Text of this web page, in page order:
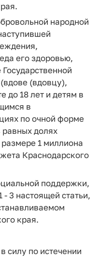
народной
его здоровью,
(вдовцу),
до 18 лет и детям в
в
по очной форме
равных долях
1 миллиона
Краснодарского
поддержки,
3 настоящей статьи,
края.
силу по истечении